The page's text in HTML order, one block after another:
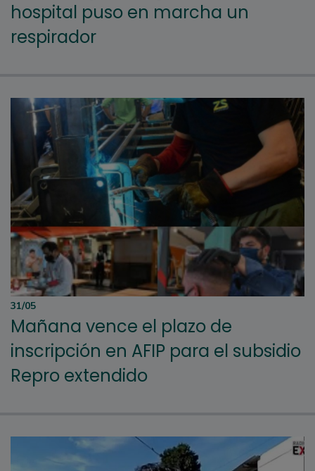
hospital puso en marcha un
respirador
31/05
Mañana vence el plazo de
inscripción en AFIP para el subsidio
Repro extendido